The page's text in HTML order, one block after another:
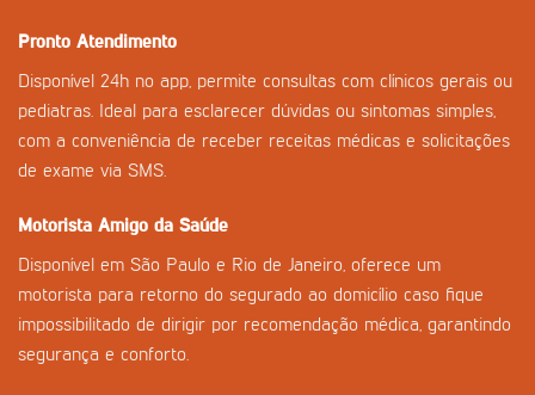
Pronto Atendimento
Disponível 24h no app, permite consultas com clínicos gerais ou
pediatras. Ideal para esclarecer dúvidas ou sintomas simples,
com a conveniência de receber receitas médicas e solicitações
de exame via SMS.
Motorista Amigo da Saúde
Disponível em São Paulo e Rio de Janeiro, oferece um
motorista para retorno do segurado ao domicílio caso fique
impossibilitado de dirigir por recomendação médica, garantindo
segurança e conforto.